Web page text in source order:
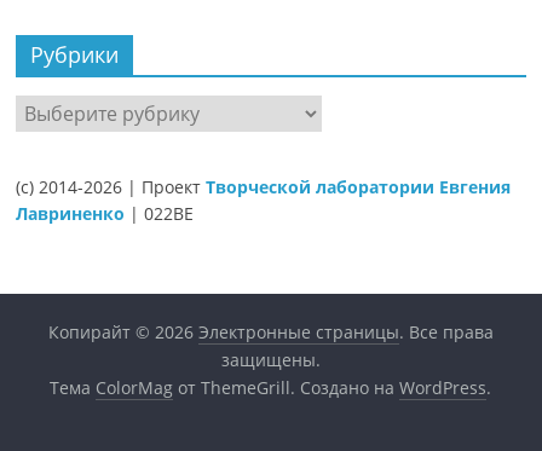
Рубрики
Рубрики
(c) 2014-2026 | ПроектТворческой лаборатории Евгения
Лавриненко | 022BE
Копирайт © 2026 Электронные страницы. Все права
защищены.
Тема ColorMag от ThemeGrill. Создано наWordPress.